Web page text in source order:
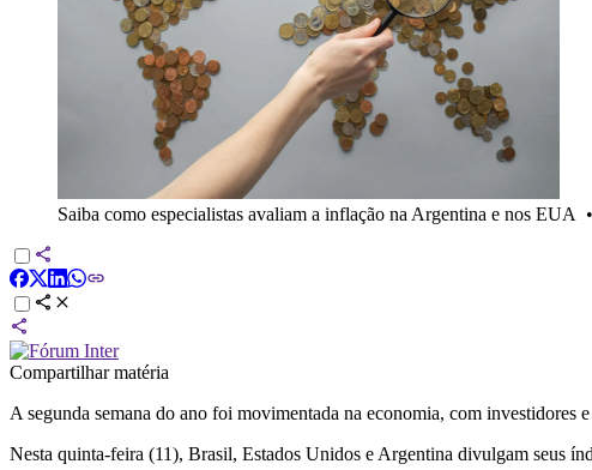
Saiba como especialistas avaliam a inflação na Argentina e nos EUA •
Compartilhar matéria
A segunda semana do ano foi movimentada na economia, com investidores
Nesta quinta-feira (11), Brasil, Estados Unidos e Argentina divulgam seus